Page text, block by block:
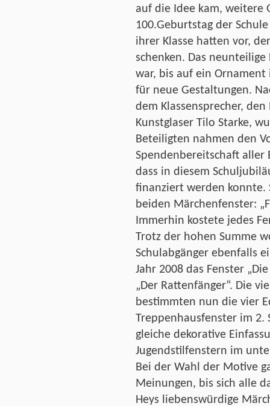
auf die Idee kam, weitere
100.Geburtstag der
ihrer Klasse hatten vor,
schenken. Das
war, bis auf ein
für neue Gestaltungen.
dem Klassensprecher,
Kunstglaser Tilo Starke,
Beteiligten nahmen den
Spendenbereitschaft aller
dass in diesem
finanziert werden konnte.
beiden Märchenfenster:
Immerhin kostete jedes
Trotz der hohen Summe
Schulabgänger ebenfalls
Jahr 2008 das Fenster
„Der Rattenfänger“. Die
bestimmten nun die vier
Treppenhausfenster im 2.
gleiche dekorative
Jugendstilfenstern im
Bei der Wahl der Motive
Meinungen, bis sich alle
Heys liebenswürdige